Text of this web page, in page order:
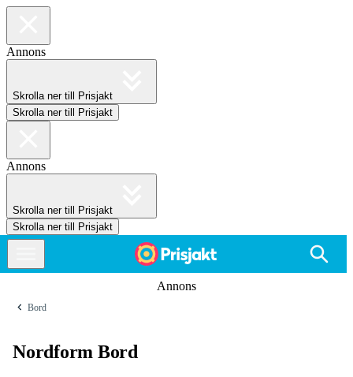
Annons
Skrolla ner till Prisjakt
Skrolla ner till Prisjakt
Annons
Skrolla ner till Prisjakt
Skrolla ner till Prisjakt
Annons
Bord
Nordform Bord